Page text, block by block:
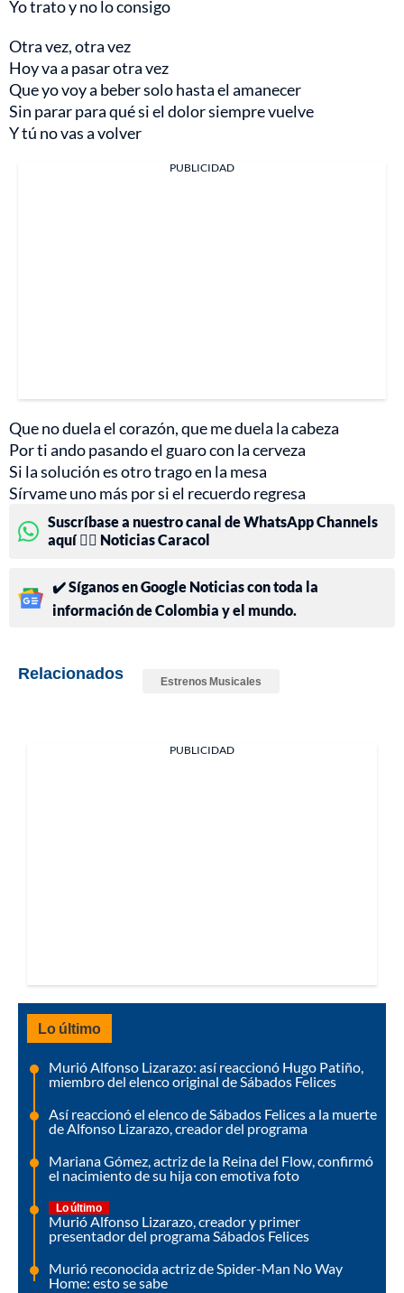
Yo trato y no lo consigo
Otra vez, otra vez
Hoy va a pasar otra vez
Que yo voy a beber solo hasta el amanecer
Sin parar para qué si el dolor siempre vuelve
Y tú no vas a volver
PUBLICIDAD
Que no duela el corazón, que me duela la cabeza
Por ti ando pasando el guaro con la cerveza
Si la solución es otro trago en la mesa
Sírvame uno más por si el recuerdo regresa
Suscríbase a nuestro canal de WhatsApp Channels
aquí 👉🏻 Noticias Caracol
✔️ Síganos en Google Noticias con toda la
información de Colombia y el mundo.
Relacionados Estrenos Musicales
PUBLICIDAD
Lo último
Murió Alfonso Lizarazo: así reaccionó Hugo Patiño,
miembro del elenco original de Sábados Felices
Así reaccionó el elenco de Sábados Felices a la muerte
de Alfonso Lizarazo, creador del programa
Mariana Gómez, actriz de la Reina del Flow, confirmó
el nacimiento de su hija con emotiva foto
Lo último
Murió Alfonso Lizarazo, creador y primer
presentador del programa Sábados Felices
Murió reconocida actriz de Spider-Man No Way
Home: esto se sabe